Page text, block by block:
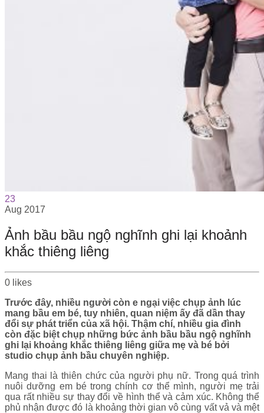
23
Aug 2017
Ảnh bầu bầu ngộ nghĩnh ghi lại khoảnh
khắc thiêng liêng
0 likes
Trước đây, nhiều người còn e ngại việc chụp ảnh lúc
mang bầu em bé, tuy nhiên, quan niệm ấy đã dần thay
đổi sự phát triển của xã hội. Thậm chí, nhiều gia đình
còn đặc biệt chụp những bức ảnh bầu bầu ngộ nghĩnh
ghi lại khoảng khắc thiêng liêng giữa mẹ và bé bởi
studio chụp ảnh bầu chuyên nghiệp.
Mang thai là thiên chức của người phụ nữ. Trong quá trình
nuôi dưỡng em bé trong chính cơ thể mình, người mẹ trải
qua rất nhiều sự thay đổi về hình thể và cảm xúc. Không thể
phủ nhận được đó là khoảng thời gian vô cùng vất vả và mệt